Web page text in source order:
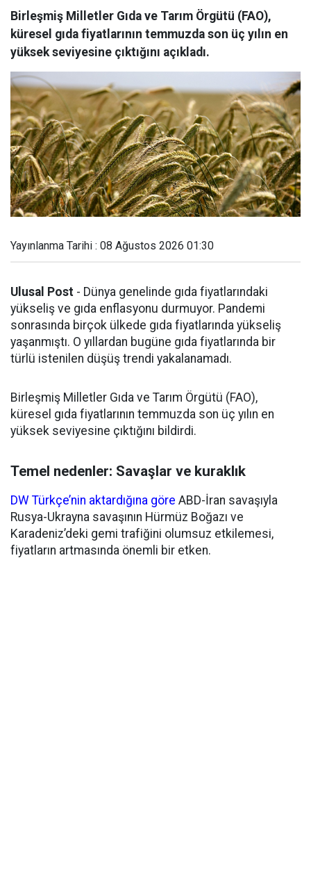
Birleşmiş Milletler Gıda ve Tarım Örgütü (FAO),
küresel gıda fiyatlarının temmuzda son üç yılın en
yüksek seviyesine çıktığını açıkladı.
Yayınlanma Tarihi : 08 Ağustos 2026 01:30
Ulusal Post - Dünya genelinde gıda fiyatlarındaki
yükseliş ve gıda enflasyonu durmuyor. Pandemi
sonrasında birçok ülkede gıda fiyatlarında yükseliş
yaşanmıştı. O yıllardan bugüne gıda fiyatlarında bir
türlü istenilen düşüş trendi yakalanamadı.
Birleşmiş Milletler Gıda ve Tarım Örgütü (FAO),
küresel gıda fiyatlarının temmuzda son üç yılın en
yüksek seviyesine çıktığını bildirdi.
Temel nedenler: Savaşlar ve kuraklık
DW Türkçe’nin aktardığına göre ABD-İran savaşıyla
Rusya-Ukrayna savaşının Hürmüz Boğazı ve
Karadeniz’deki gemi trafiğini olumsuz etkilemesi,
fiyatların artmasında önemli bir etken.